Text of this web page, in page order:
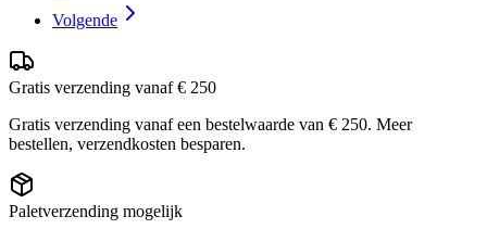
Volgende
Gratis verzending vanaf € 250
Gratis verzending vanaf een bestelwaarde van € 250. Meer
bestellen, verzendkosten besparen.
Paletverzending mogelijk